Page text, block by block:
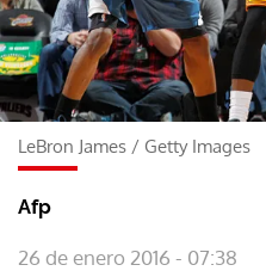
LeBron James / Getty Images
Afp
26 de enero 2016 - 07:38